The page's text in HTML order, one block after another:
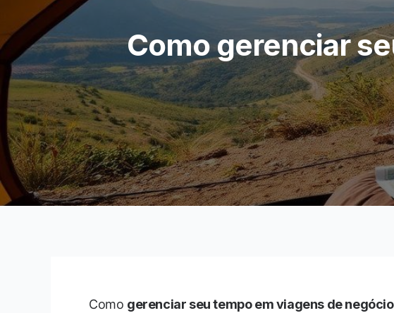
Como gerenciar
Como gerenciar seu tempo em viagens de